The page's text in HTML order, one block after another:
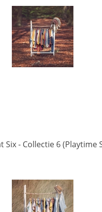
Six - Collectie 6 (Playtime